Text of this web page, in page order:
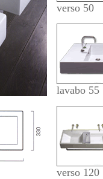
verso 50
lavabo 55
verso 120